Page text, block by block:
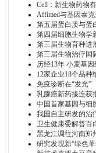
Cell：新生物药物
Affimed与基因泰
第五届蛋白质与蛋
第四届细胞生物学
第三届生物育种进
第三届生物治疗国
历经13年 小麦基
12家企业18个品种
免疫诊断在“发光”
乳腺癌新药接连获
中国首家基因与细
我国自主研发的治
卫生健康委解答百
黑龙江调往河南郑
研究发现新“绿色